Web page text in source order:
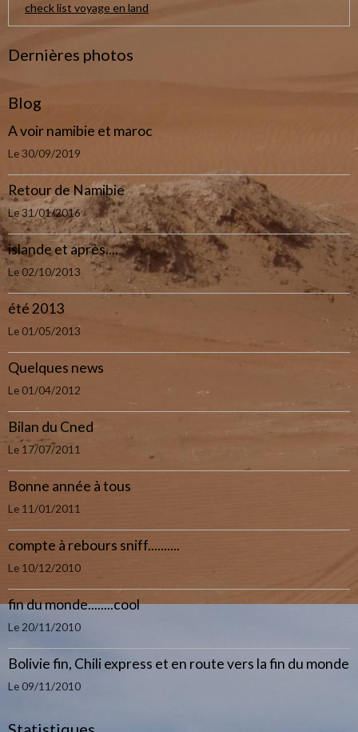
check list voyage en land
Dernières photos
Blog
A voir namibie et maroc
Le 30/09/2019
Retour de Namibie
Le 31/01/2016
islande et après....
Le 02/10/2013
été 2013
Le 01/05/2013
Quelques news
Le 01/04/2012
Bilan du Cned
Le 17/07/2011
Bonne année à tous
Le 11/01/2011
compte à rebours sniff..........
Le 10/12/2010
fin du monde........cool
Le 20/11/2010
Bolivie fin, Chili express et en route vers la fin du monde
Le 09/11/2010